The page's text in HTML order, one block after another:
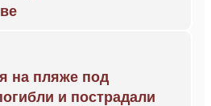
на пляже под
и пострадали